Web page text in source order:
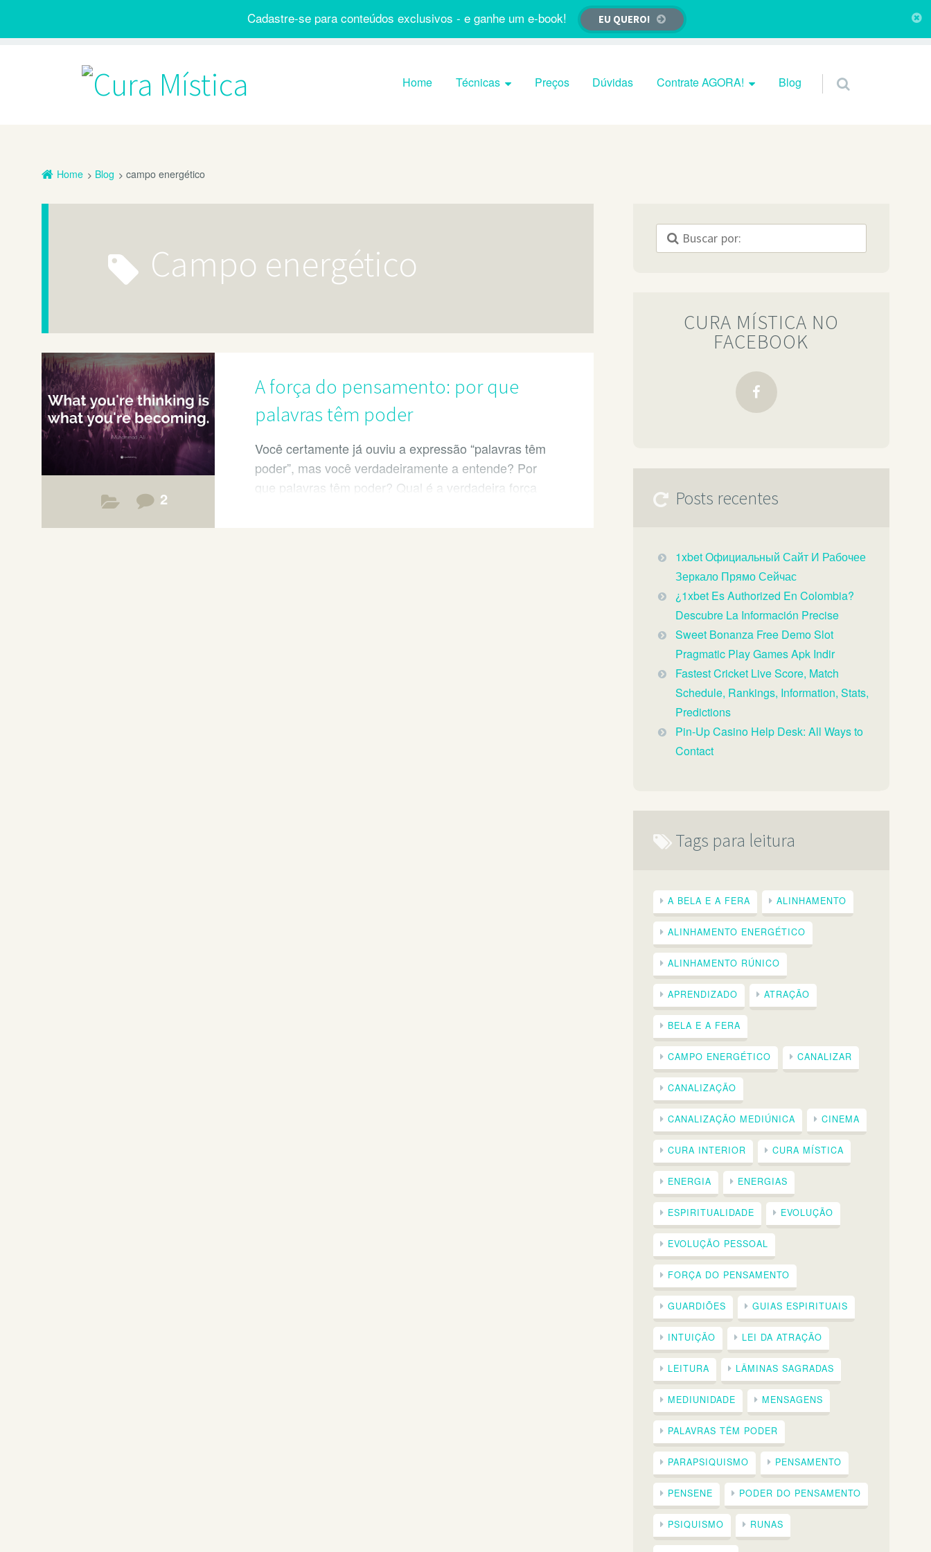
Cadastre-se para conteúdos exclusivos - e ganhe um e-book! EU QUERO!
Pular para o conteúdo
Home Técnicas Preços Dúvidas Contrate AGORA! Blog
Home Blog campo energético
campo energético
2
A força do pensamento: por que
palavras têm poder
Você certamente já ouviu a expressão “palavras têm
poder”, mas você verdadeiramente a entende? Por
que palavras têm poder? Qual é a verdadeira força
CURA MÍSTICA NO
FACEBOOK
Posts recentes
1xbet Официальный Сайт И Рабочее
Зеркало Прямо Сейчас️
¿1xbet Es Authorized En Colombia?
Descubre La Información Precise
Sweet Bonanza Free Demo Slot
Pragmatic Play Games Apk Indir
Fastest Cricket Live Score, Match
Schedule, Rankings, Information, Stats,
Predictions
Pin-Up Casino Help Desk: All Ways to
Contact
Tags para leitura
A BELA E A FERA ALINHAMENTO
ALINHAMENTO ENERGÉTICO
ALINHAMENTO RÚNICO
APRENDIZADO ATRAÇÃO
BELA E A FERA
CAMPO ENERGÉTICO CANALIZAR
CANALIZAÇÃO
CANALIZAÇÃO MEDIÚNICA CINEMA
CURA INTERIOR CURA MÍSTICA
ENERGIA ENERGIAS
ESPIRITUALIDADE EVOLUÇÃO
EVOLUÇÃO PESSOAL
FORÇA DO PENSAMENTO
GUARDIÕES GUIAS ESPIRITUAIS
INTUIÇÃO LEI DA ATRAÇÃO
LEITURA LÂMINAS SAGRADAS
MEDIUNIDADE MENSAGENS
PALAVRAS TÊM PODER
PARAPSIQUISMO PENSAMENTO
PENSENE PODER DO PENSAMENTO
PSIQUISMO RUNAS